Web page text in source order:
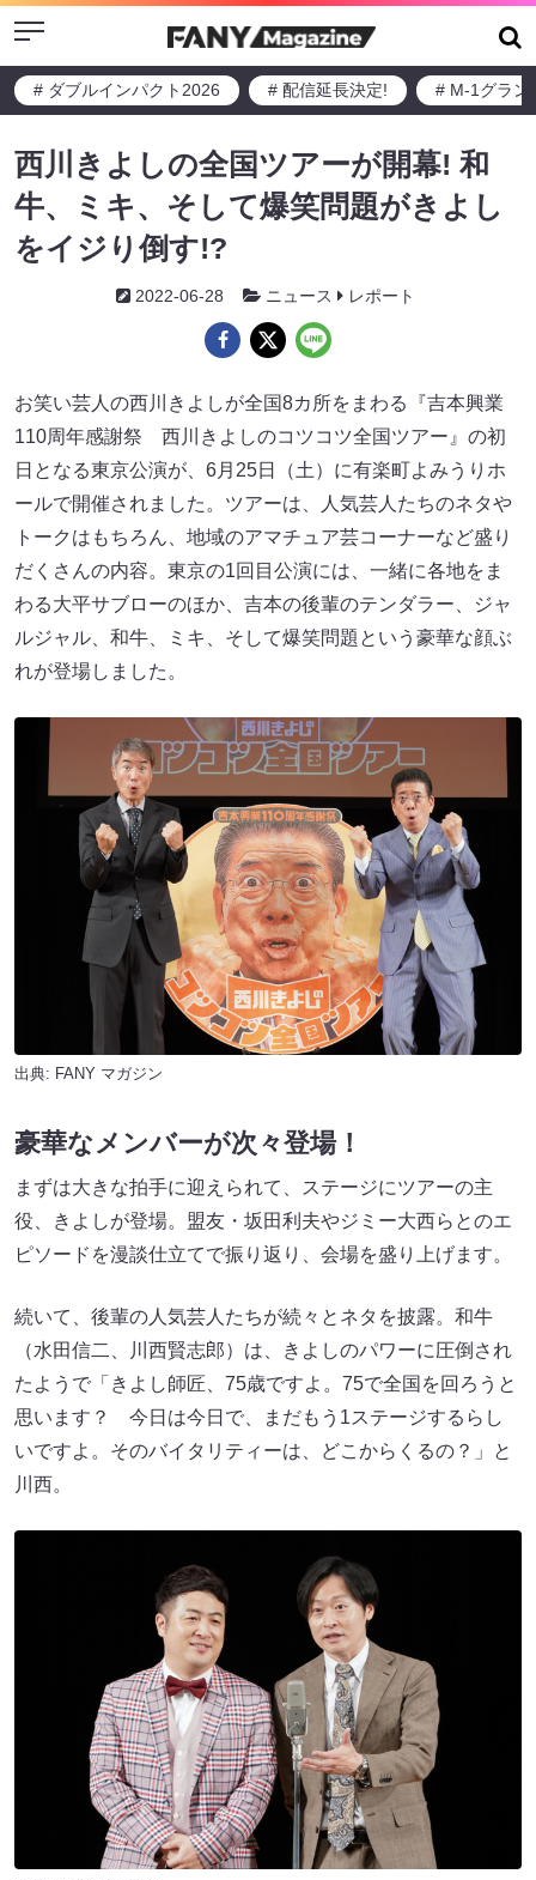
Menu
# ダブルインパクト2026 # 配信延長決定! # M-1グラン
西川きよしの全国ツアーが開幕! 和
牛、ミキ、そして爆笑問題がきよし
をイジり倒す!?
2022-06-28 ニュース レポート
お笑い芸人の西川きよしが全国8カ所をまわる『吉本興業
110周年感謝祭 西川きよしのコツコツ全国ツアー』の初
日となる東京公演が、6月25日（土）に有楽町よみうりホ
ールで開催されました。ツアーは、人気芸人たちのネタや
トークはもちろん、地域のアマチュア芸コーナーなど盛り
だくさんの内容。東京の1回目公演には、一緒に各地をま
わる大平サブローのほか、吉本の後輩のテンダラー、ジャ
ルジャル、和牛、ミキ、そして爆笑問題という豪華な顔ぶ
れが登場しました。
出典: FANY マガジン
豪華なメンバーが次々登場！
まずは大きな拍手に迎えられて、ステージにツアーの主
役、きよしが登場。盟友・坂田利夫やジミー大西らとのエ
ピソードを漫談仕立てで振り返り、会場を盛り上げます。
続いて、後輩の人気芸人たちが続々とネタを披露。和牛
（水田信二、川西賢志郎）は、きよしのパワーに圧倒され
たようで「きよし師匠、75歳ですよ。75で全国を回ろうと
思います？ 今日は今日で、まだもう1ステージするらし
いですよ。そのバイタリティーは、どこからくるの？」と
川西。